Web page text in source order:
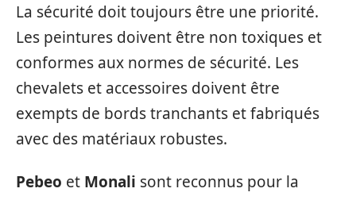
La sécurité doit toujours être une priorité.
Les peintures doivent être non toxiques et
conformes aux normes de sécurité. Les
chevalets et accessoires doivent être
exempts de bords tranchants et fabriqués
avec des matériaux robustes.
Pebeo et Monali sont reconnus pour la